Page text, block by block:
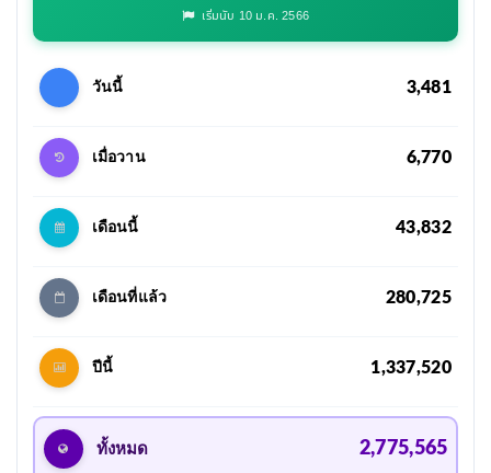
เริ่มนับ 10 ม.ค. 2566
วันนี้ 3,481
เมื่อวาน 6,770
เดือนนี้ 43,832
เดือนที่แล้ว 280,725
ปีนี้ 1,337,520
ทั้งหมด 2,775,565